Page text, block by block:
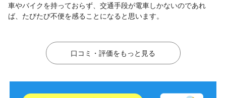
車やバイクを持っておらず、交通手段が電車しかないのであれ
ば、たびたび不便を感ることになると思います。
口コミ・評価をもっと見る